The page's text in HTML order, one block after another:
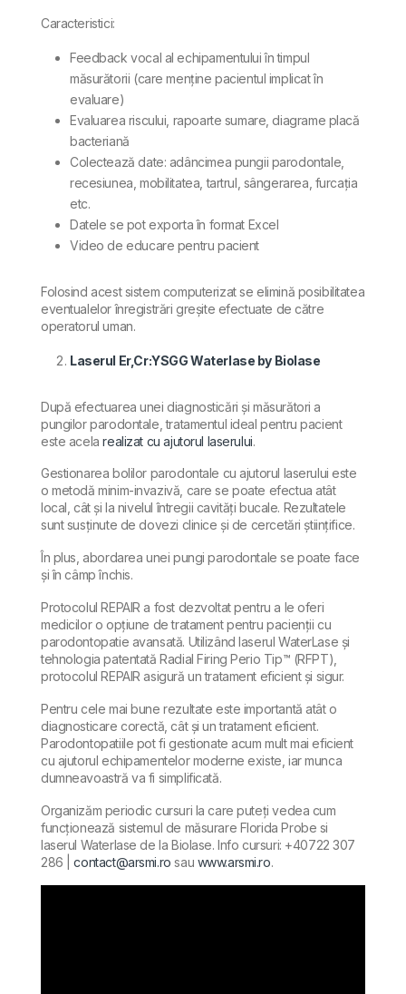
Caracteristici:
Feedback vocal al echipamentului în timpul
măsurătorii (care menține pacientul implicat în
evaluare)
Evaluarea riscului, rapoarte sumare, diagrame placă
bacteriană
Colectează date: adâncimea pungii parodontale,
recesiunea, mobilitatea, tartrul, sângerarea, furcația
etc.
Datele se pot exporta în format Excel
Video de educare pentru pacient
Folosind acest sistem computerizat se elimină posibilitatea
eventualelor înregistrări greșite efectuate de către
operatorul uman.
Laserul Er,Cr:YSGG Waterlase by Biolase
După efectuarea unei diagnosticări și măsurători a
pungilor parodontale, tratamentul ideal pentru pacient
este acelarealizat cu ajutorul laserului.
Gestionarea bolilor parodontale cu ajutorul laserului este
o metodă minim-invazivă, care se poate efectua atât
local, cât și la nivelul întregii cavități bucale. Rezultatele
sunt susținute de dovezi clinice și de cercetări științifice.
În plus, abordarea unei pungi parodontale se poate face
și în câmp închis.
Protocolul REPAIR a fost dezvoltat pentru a le oferi
medicilor o opțiune de tratament pentru pacienții cu
parodontopatie avansată. Utilizând laserul WaterLase și
tehnologia patentată Radial Firing Perio Tip™ (RFPT),
protocolul REPAIR asigură un tratament eficient și sigur.
Pentru cele mai bune rezultate este importantă atât o
diagnosticare corectă, cât și un tratament eficient.
Parodontopatiile pot fi gestionate acum mult mai eficient
cu ajutorul echipamentelor moderne existe, iar munca
dumneavoastră va fi simplificată.
Organizăm periodic cursuri la care puteți vedea cum
funcționează sistemul de măsurare Florida Probe si
laserul Waterlase de la Biolase. Info cursuri: +40722 307
286 |contact@arsmi.ro sau www.arsmi.ro.